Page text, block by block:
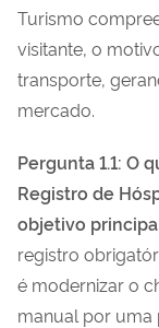
Turismo
visitante, o
transporte,
mercado.
Pergunta 1.1: O
Registro de
objetivo
registro
é modernizar o
manual por uma